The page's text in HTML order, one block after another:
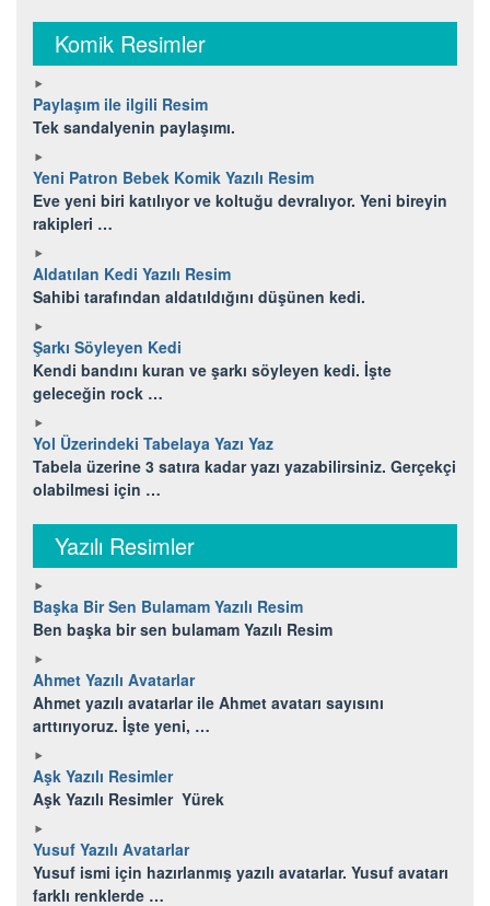
Komik Resimler
Paylaşım ile ilgili Resim
Tek sandalyenin paylaşımı.
Yeni Patron Bebek Komik Yazılı Resim
Eve yeni biri katılıyor ve koltuğu devralıyor. Yeni bireyin
rakipleri …
Aldatılan Kedi Yazılı Resim
Sahibi tarafından aldatıldığını düşünen kedi.
Şarkı Söyleyen Kedi
Kendi bandını kuran ve şarkı söyleyen kedi. İşte
geleceğin rock …
Yol Üzerindeki Tabelaya Yazı Yaz
Tabela üzerine 3 satıra kadar yazı yazabilirsiniz. Gerçekçi
olabilmesi için …
Yazılı Resimler
Başka Bir Sen Bulamam Yazılı Resim
Ben başka bir sen bulamam Yazılı Resim
Ahmet Yazılı Avatarlar
Ahmet yazılı avatarlar ile Ahmet avatarı sayısını
arttırıyoruz. İşte yeni, …
Aşk Yazılı Resimler
Aşk Yazılı Resimler Yürek
Yusuf Yazılı Avatarlar
Yusuf ismi için hazırlanmış yazılı avatarlar. Yusuf avatarı
farklı renklerde …